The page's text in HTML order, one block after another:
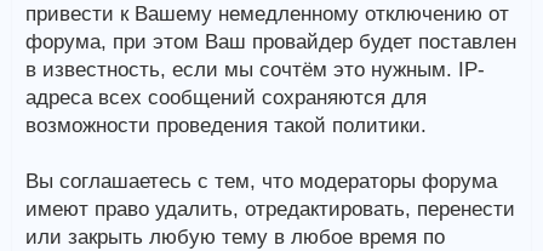
привести к Вашему немедленному отключению от
форума, при этом Ваш провайдер будет поставлен
в известность, если мы сочтём это нужным. IP-
адреса всех сообщений сохраняются для
возможности проведения такой политики.
Вы соглашаетесь с тем, что модераторы форума
имеют право удалить, отредактировать, перенести
или закрыть любую тему в любое время по